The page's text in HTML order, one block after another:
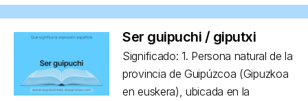
Ser guipuchi / giputxi
Significado: 1. Persona natural de la
provincia de Guipúzcoa (Gipuzkoa
en euskera), ubicada en la